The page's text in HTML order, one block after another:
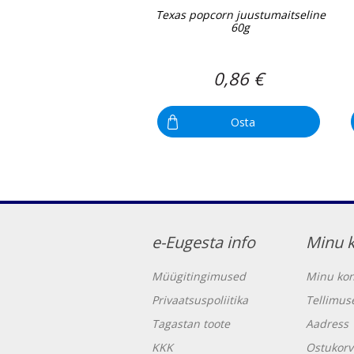
Texas popcorn juustumaitseline
60g
0,86 €
Osta
e-Eugesta info
Müügitingimused
Privaatsuspoliitika
Tagastan toote
KKK
Minu
Minu
Aadress
Ostukorv